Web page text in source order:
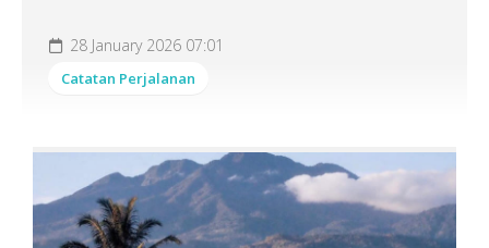
28 January 2026 07:01
Catatan Perjalanan